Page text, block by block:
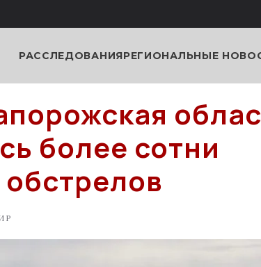
РАССЛЕДОВАНИЯРЕГИОНАЛЬНЫЕ
более сотни